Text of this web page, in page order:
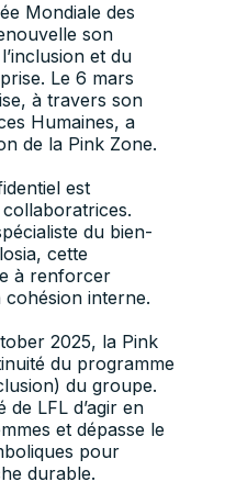
Mondiale des
son
et du
Le 6 mars
à travers son
Humaines, a
de la Pink Zone.
est
du bien-
cette
à renforcer
cohésion interne.
2025, la Pink
du programme
du groupe.
de LFL d’agir en
et dépasse le
pour
durable.